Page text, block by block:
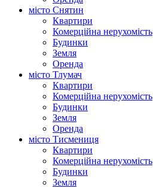
місто Снятин
Квартири
Комерційна нерухомість
Будинки
Земля
Оренда
місто Тлумач
Квартири
Комерційна нерухомість
Будинки
Земля
Оренда
місто Тисмениця
Квартири
Комерційна нерухомість
Будинки
Земля